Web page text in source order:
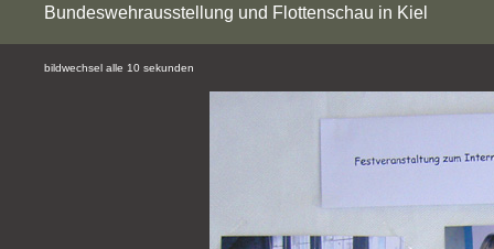
Bundeswehrausstellung und Flottenschau in Kiel
bildwechsel alle 10 sekunden